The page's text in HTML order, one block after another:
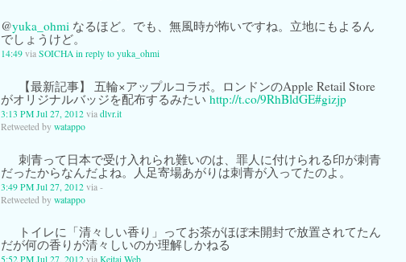
@yuka_ohmi なるほど。でも、無風時が怖いですね。立地にもよるん
でしょうけど。
14:49 via SOICHA in reply to yuka_ohmi
【最新記事】 五輪×アップルコラボ。ロンドンのApple Retail Store
がオリジナルバッジを配布するみたい http://t.co/9RhBldGE#gizjp
3:13 PM Jul 27, 2012 via dlvr.it
Retweeted by watappo
刺青って日本で受け入れられ難いのは、罪人に付けられる印が刺青
だったからなんだよね。人足寄場あがりは刺青が入ってたのよ。
3:49 PM Jul 27, 2012 via -
Retweeted by watappo
トイレに「清々しい香り」ってお茶がほぼ未開封で放置されてたん
だが何の香りが清々しいのか理解しかねる
5:52 PM Jul 27, 2012 via Keitai Web